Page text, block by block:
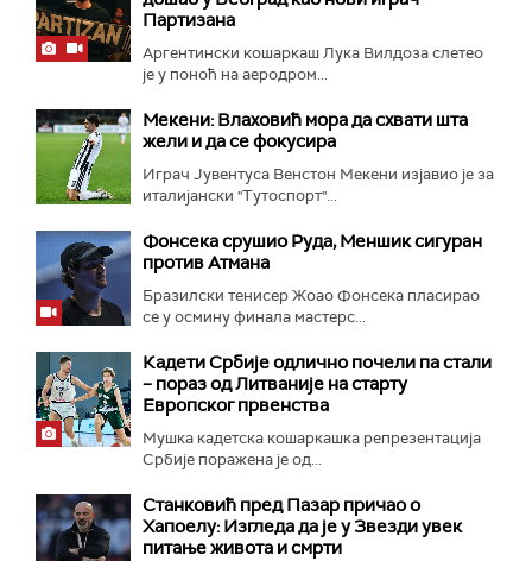
Партизана
Аргентински кошаркаш Лука Вилдоза слетео
је у поноћ на аеродром...
Мекени: Влаховић мора да схвати шта
жели и да се фокусира
Играч Јувентуса Венстон Мекени изјавио је за
италијански "Тутоспорт"...
Фонсека срушио Руда, Меншик сигуран
против Атмана
Бразилски тенисер Жоао Фонсека пласирао
се у осмину финала мастерс...
Кадети Србије одлично почели па стали
– пораз од Литваније на старту
Европског првенства
Мушка кадетска кошаркашка репрезентација
Србије поражена је од...
Станковић пред Пазар причао о
Хапоелу: Изгледа да је у Звезди увек
питање живота и смрти